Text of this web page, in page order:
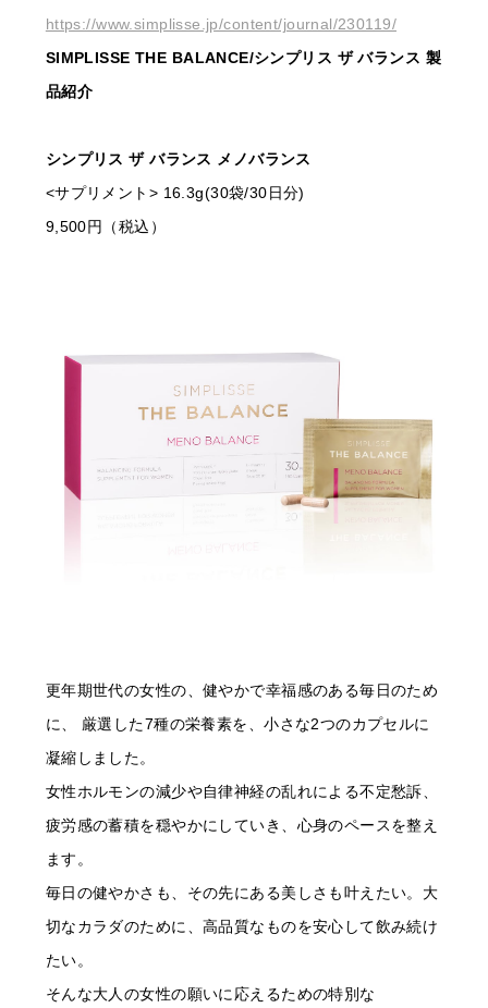
https://www.simplisse.jp/content/journal/230119/
SIMPLISSE THE BALANCE/シンプリス ザ バランス 製
品紹介
シンプリス ザ バランス メノバランス
<サプリメント> 16.3g(30袋/30日分)
9,500円（税込）
更年期世代の女性の、健やかで幸福感のある毎日のため
に、 厳選した7種の栄養素を、小さな2つのカプセルに
凝縮しました。
女性ホルモンの減少や自律神経の乱れによる不定愁訴、
疲労感の蓄積を穏やかにしていき、心身のペースを整え
ます。
毎日の健やかさも、その先にある美しさも叶えたい。大
切なカラダのために、高品質なものを安心して飲み続け
たい。
そんな大人の女性の願いに応えるための特別な